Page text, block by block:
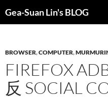
Gea-Suan Lin's BLOG
BROWSER,COMPUTER,
FIREFOX
反 SOCIAL